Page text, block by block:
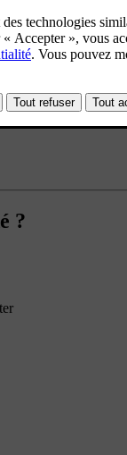
que sur le
?